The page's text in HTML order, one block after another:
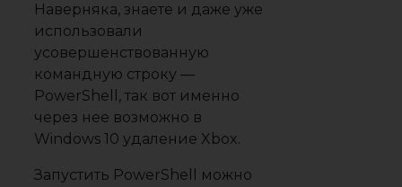
Наверняка, знаете и даже уже
использовали
усовершенствованную
командную строку —
PowerShell, так вот именно
через нее возможно в
Windows 10 удаление Xbox.
Запустить PowerShell можно